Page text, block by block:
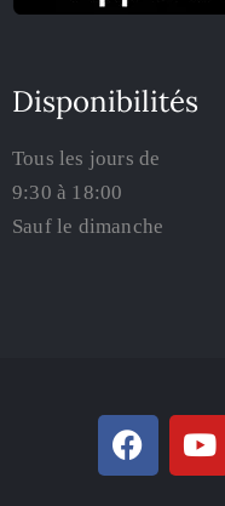
Disponibilités
Tous les jours de
9:30 à 18:00
Sauf le dimanche